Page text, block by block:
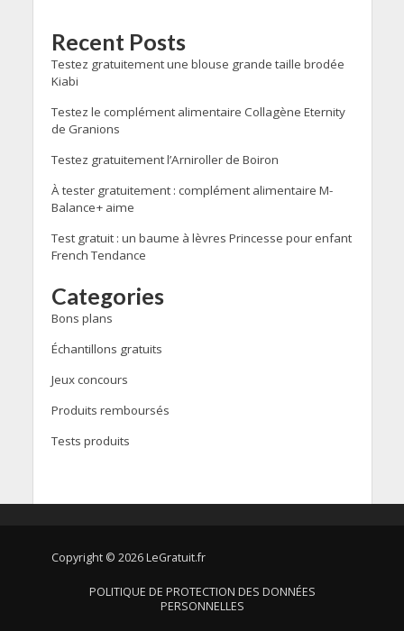
Recent Posts
Testez gratuitement une blouse grande taille brodée
Kiabi
Testez le complément alimentaire Collagène Eternity
de Granions
Testez gratuitement l’Arniroller de Boiron
À tester gratuitement : complément alimentaire M-
Balance+ aime
Test gratuit : un baume à lèvres Princesse pour enfant
French Tendance
Categories
Bons plans
Échantillons gratuits
Jeux concours
Produits remboursés
Tests produits
Copyright © 2026 LeGratuit.fr
POLITIQUE DE PROTECTION DES DONNÉES
PERSONNELLES